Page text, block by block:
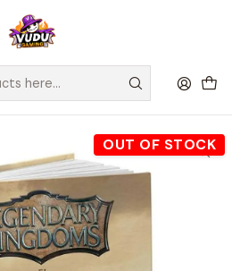
Envío GRATIS a Regiones sobre
Novedades
El valle de los Huesos - Español
OUT OF STOCK